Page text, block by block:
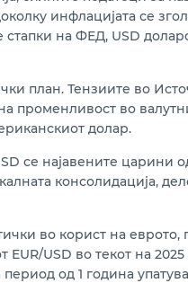
инфлацијата се
на ФЕД, USD
план. Тензиите во
во
долар.
се најавените
консолидација,
во корист на
USD во текот на
од 1 година